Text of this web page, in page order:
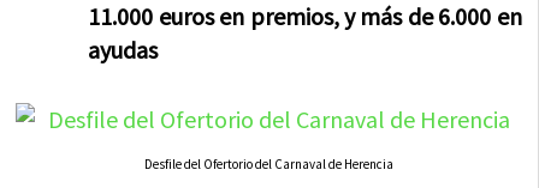
11.000 euros en premios, y más de 6.000 en
ayudas
Desfile del Ofertorio del Carnaval de Herencia